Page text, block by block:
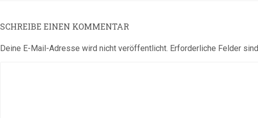
SCHREIBE EINEN KOMMENTAR
Deine E-Mail-Adresse wird nicht veröffentlicht. Erforderliche Felder